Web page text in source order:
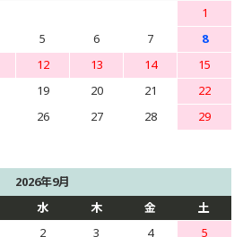
1
5 6 7
8
12 13 14
15
19 20 21
22
26 27 28
29
2026年9月
水 木 金
土
2 3 4
5